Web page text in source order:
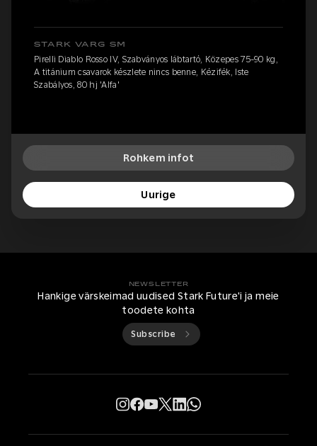
STARK VARG SM
Pirelli Diablo Rosso IV, Szabványos lábtartó, Közepes 75-90 kg,
A titánium csavarok készlete nincs benne, Kézifék, Iste
Szabályos, 80 hj 'Alfa'
Rohkem infot
Uurige
NEWSLETTER
Hankige värskeimad uudised Stark Future'i ja meie
toodete kohta
Subscribe